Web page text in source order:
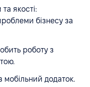
якості:
бізнесу за
роботу з
додаток.